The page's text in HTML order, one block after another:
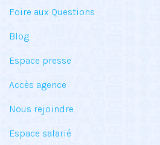
Foire aux Questions
Blog
Espace presse
Accès agence
Nous rejoindre
Espace salarié